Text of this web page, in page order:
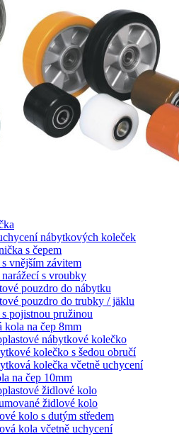
nábytkových koleček
s čepem
vnějším závitem
s vroubky
pouzdro do nábytku
pouzdro do trubky / jäklu
pojistnou pružinou
kola na čep 8mm
nábytkové kolečko
kolečko s šedou obručí
kolečka včetně uchycení
na čep 10mm
židlové kolo
židlové kolo
kolo s dutým středem
kola včetně uchycení